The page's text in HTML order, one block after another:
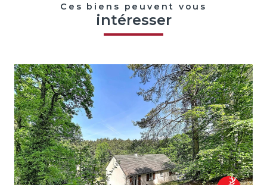
Ces biens peuvent vous
intéresser
voir le bien